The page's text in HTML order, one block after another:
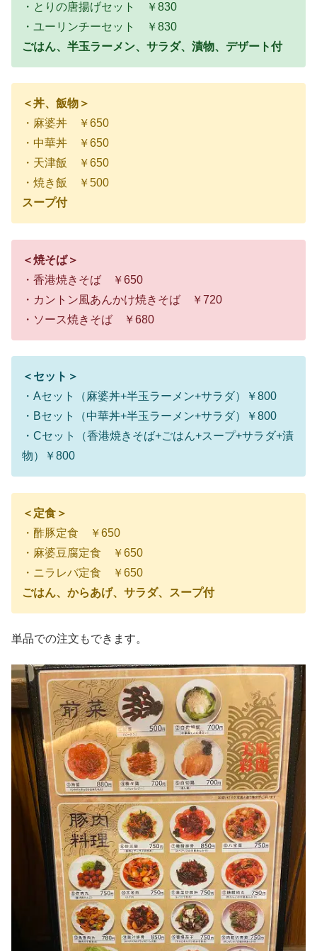
・とりの唐揚げセット ￥830
・ユーリンチーセット ￥830
ごはん、半玉ラーメン、サラダ、漬物、デザート付
＜丼、飯物＞
・麻婆丼 ￥650
・中華丼 ￥650
・天津飯 ￥650
・焼き飯 ￥500
スープ付
＜焼そば＞
・香港焼きそば ￥650
・カントン風あんかけ焼きそば ￥720
・ソース焼きそば ￥680
＜セット＞
・Aセット（麻婆丼+半玉ラーメン+サラダ）￥800
・Bセット（中華丼+半玉ラーメン+サラダ）￥800
・Cセット（香港焼きそば+ごはん+スープ+サラダ+漬
物）￥800
＜定食＞
・酢豚定食 ￥650
・麻婆豆腐定食 ￥650
・ニラレバ定食 ￥650
ごはん、からあげ、サラダ、スープ付
単品での注文もできます。